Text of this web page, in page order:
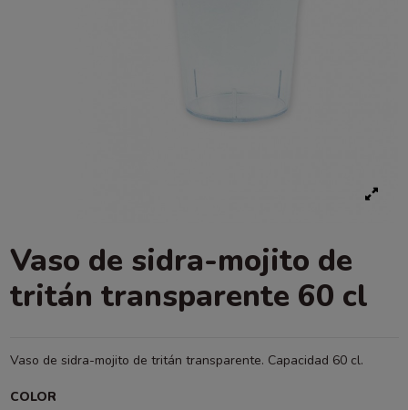
Vaso de sidra-mojito de
tritán transparente 60 cl
Vaso de sidra-mojito de tritán transparente. Capacidad 60 cl.
COLOR